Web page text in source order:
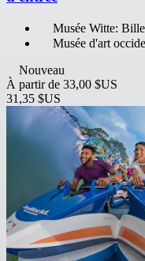
Musée Witte:
Musée d'art
Nouveau
À partir de 33,00 $US
31,35 $US